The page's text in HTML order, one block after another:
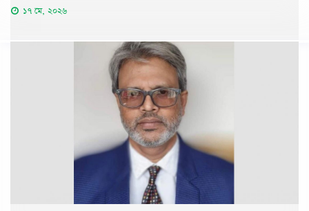
১৭ মে, ২০২৬